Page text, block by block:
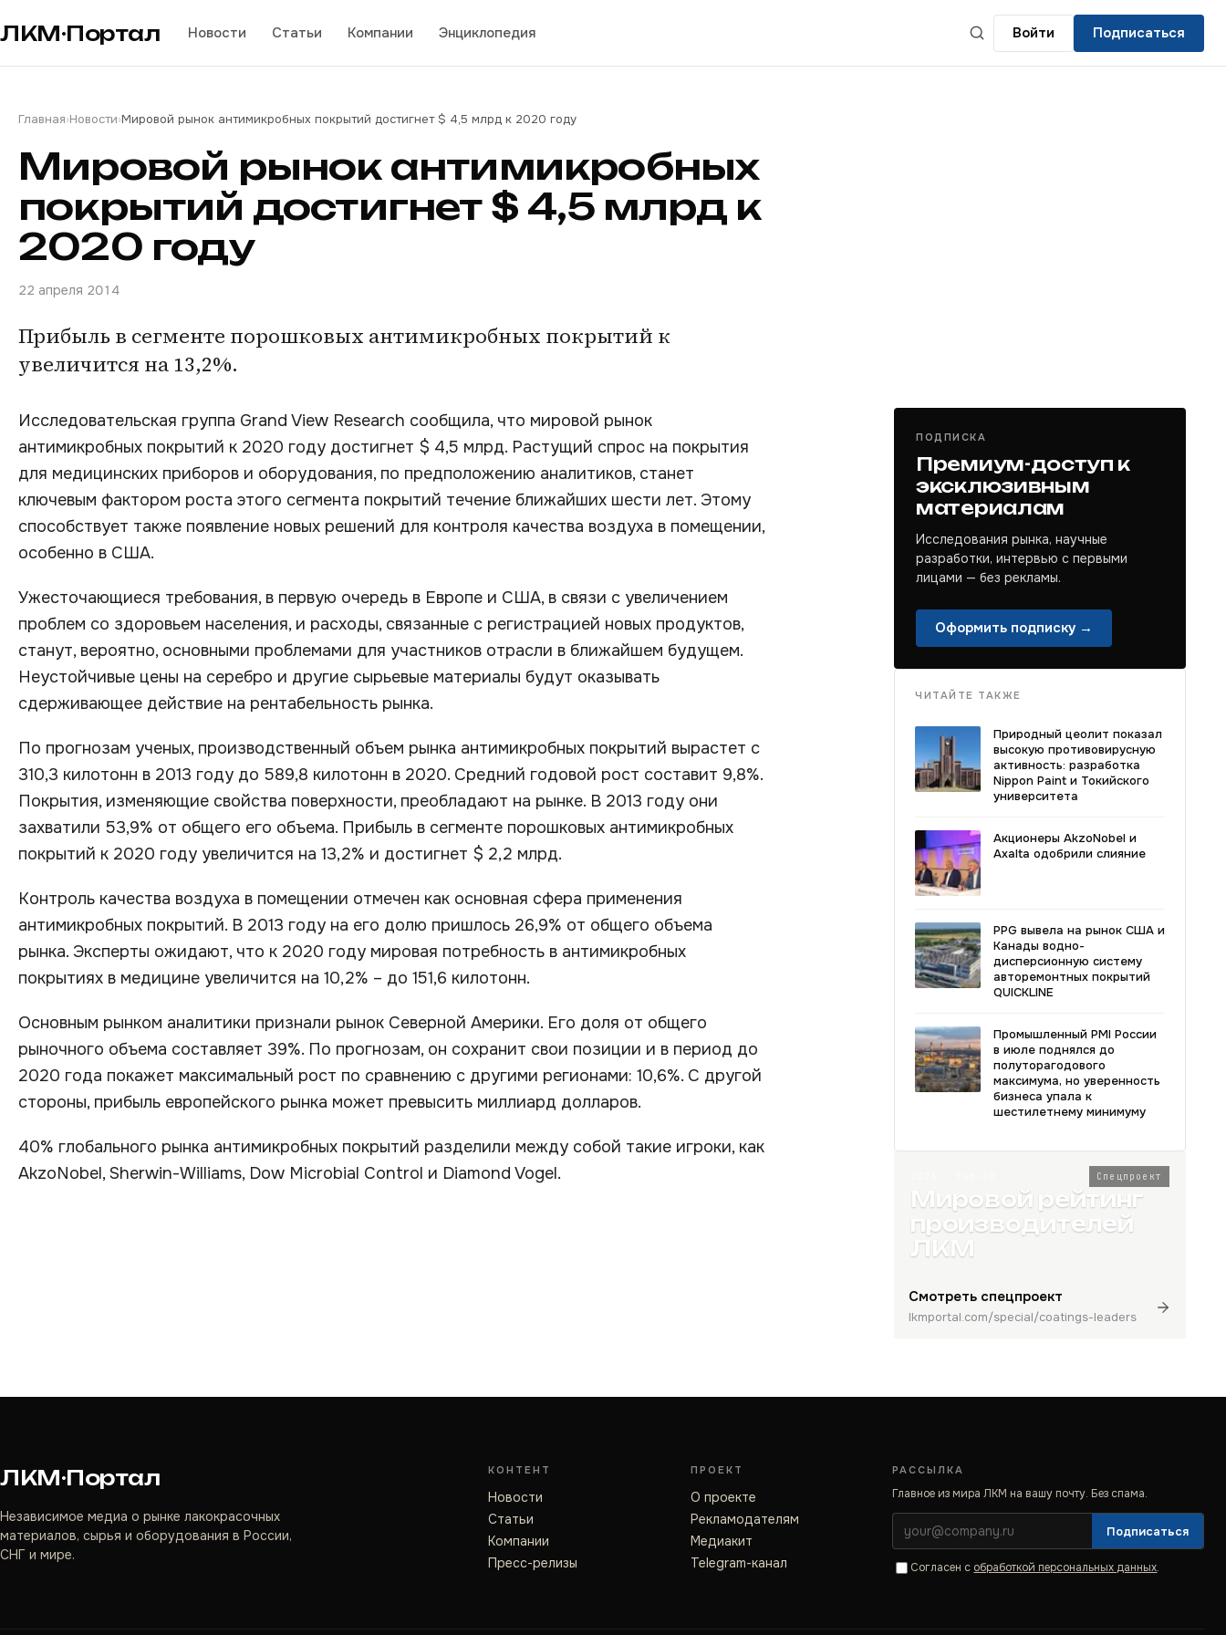
ЛКМ·Портал Новости Статьи Компании Энциклопедия Войти Подписаться
Главная›Новости›Мировой рынок антимикробных покрытий достигнет $ 4,5 млрд к 2020 году
Мировой рынок антимикробных
покрытий достигнет $ 4,5 млрд к
2020 году
22 апреля 2014
Прибыль в сегменте порошковых антимикробных покрытий к
увеличится на 13,2%.
Исследовательская группа Grand View Research сообщила, что мировой рынок
антимикробных покрытий к 2020 году достигнет $ 4,5 млрд. Растущий спрос на покрытия
для медицинских приборов и оборудования, по предположению аналитиков, станет
ключевым фактором роста этого сегмента покрытий течение ближайших шести лет. Этому
способствует также появление новых решений для контроля качества воздуха в помещении,
особенно в США.
Ужесточающиеся требования, в первую очередь в Европе и США, в связи с увеличением
проблем со здоровьем населения, и расходы, связанные с регистрацией новых продуктов,
станут, вероятно, основными проблемами для участников отрасли в ближайшем будущем.
Неустойчивые цены на серебро и другие сырьевые материалы будут оказывать
сдерживающее действие на рентабельность рынка.
По прогнозам ученых, производственный объем рынка антимикробных покрытий вырастет с
310,3 килотонн в 2013 году до 589,8 килотонн в 2020. Средний годовой рост составит 9,8%.
Покрытия, изменяющие свойства поверхности, преобладают на рынке. В 2013 году они
захватили 53,9% от общего его объема. Прибыль в сегменте порошковых антимикробных
покрытий к 2020 году увеличится на 13,2% и достигнет $ 2,2 млрд.
Контроль качества воздуха в помещении отмечен как основная сфера применения
антимикробных покрытий. В 2013 году на его долю пришлось 26,9% от общего объема
рынка. Эксперты ожидают, что к 2020 году мировая потребность в антимикробных
покрытиях в медицине увеличится на 10,2% – до 151,6 килотонн.
Основным рынком аналитики признали рынок Северной Америки. Его доля от общего
рыночного объема составляет 39%. По прогнозам, он сохранит свои позиции и в период до
2020 года покажет максимальный рост по сравнению с другими регионами: 10,6%. С другой
стороны, прибыль европейского рынка может превысить миллиард долларов.
40% глобального рынка антимикробных покрытий разделили между собой такие игроки, как
AkzoNobel, Sherwin-Williams, Dow Microbial Control и Diamond Vogel.
ПОДПИСКА
Премиум-доступ к
эксклюзивным
материалам
Исследования рынка, научные
разработки, интервью с первыми
лицами — без рекламы.
Оформить подписку →
ЧИТАЙТЕ ТАКЖЕ
Природный цеолит показал
высокую противовирусную
активность: разработка
Nippon Paint и Токийского
университета
Акционеры AkzoNobel и
Axalta одобрили слияние
PPG вывела на рынок США и
Канады водно-
дисперсионную систему
авторемонтных покрытий
QUICKLINE
Промышленный PMI России
в июле поднялся до
полуторагодового
максимума, но уверенность
бизнеса упала к
шестилетнему минимуму
Спецпроект
Мировой рейтинг
производителей
ЛКМ
Смотреть спецпроект
lkmportal.com/special/coatings-leaders
ЛКМ·Портал
Независимое медиа о рынке лакокрасочных
материалов, сырья и оборудования в России,
СНГ и мире.
КОНТЕНТ
Новости
Статьи
Компании
Пресс-релизы
ПРОЕКТ
О проекте
Рекламодателям
Медиакит
Telegram-канал
РАССЫЛКА
Главное из мира ЛКМ на вашу почту. Без спама.
Подписаться
Согласен с обработкой персональных данных.